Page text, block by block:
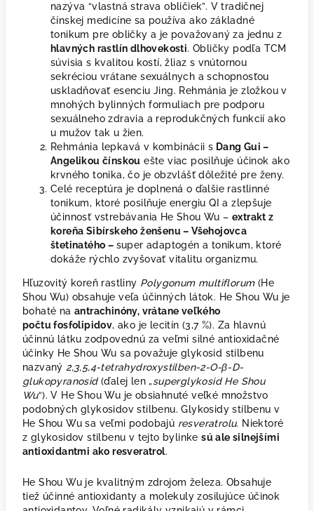
nazýva “vlastná strava obličiek”. V tradičnej
čínskej medicíne sa používa ako základné
tonikum pre obličky a je považovaný za jednu z
hlavných rastlín dlhovekosti. Obličky podľa TCM
súvisia s kvalitou kostí, žliaz s vnútornou
sekréciou vrátane sexuálnych a schopnosťou
uskladňovať esenciu Jing. Rehmánia je zložkou v
mnohých bylinných formuliach pre podporu
sexuálneho zdravia a reprodukčných funkcií ako
u mužov tak u žien.
Rehmánia lepkavá v kombinácii s Dang Gui –
Angelikou čínskou ešte viac posilňuje účinok ako
krvného tonika, čo je obzvlášť dôležité pre ženy.
Celé receptúra je doplnená o ďalšie rastlinné
tonikum, ktoré posilňuje energiu QI a zlepšuje
účinnosť vstrebávania He Shou Wu – extrakt z
koreňa Sibírskeho ženšenu – Všehojovca
štetinatého – super adaptogén a tonikum, ktoré
dokáže rýchlo zvyšovať vitalitu organizmu.
Hľuzovitý koreň rastliny Polygonum multiflorum(He
Shou Wu) obsahuje veľa účinných látok. He Shou Wu je
bohaté naantrachinóny, vrátane veľkého
počtu fosfolipidov, ako je lecitín (3,7 %). Za hlavnú
účinnú látku zodpovednú za veľmi silné antioxidačné
účinky He Shou Wu sa považuje glykosid stilbenu
nazvaný 2,3,5,4-tetrahydroxystilben-2-O-β-D-
glukopyranosid(ďalej len „superglykosid He Shou
Wu“). V He Shou Wu je obsiahnuté veľké množstvo
podobných glykosidov stilbenu. Glykosidy stilbenu v
He Shou Wu sa veľmi podobajú resveratrolu. Niektoré
z glykosidov stilbenu v tejto bylinkesú ale silnejšími
antioxidantmi ako resveratrol.
He Shou Wu je kvalitným zdrojom železa. Obsahuje
tiež účinné antioxidanty a molekuly zosilujúce účinok